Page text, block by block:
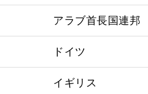
アラブ首長国連邦
ドイツ
イギリス